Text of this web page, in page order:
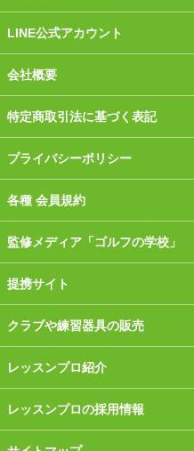
LINE公式アカウント
会社概要
特定商取引法に基づく表記
プライバシーポリシー
各種 会員規約
監修メディア「ゴルフの学校」
提携サイト
クラブや練習器具の販売
レッスンプロ紹介
レッスンプロの採用情報